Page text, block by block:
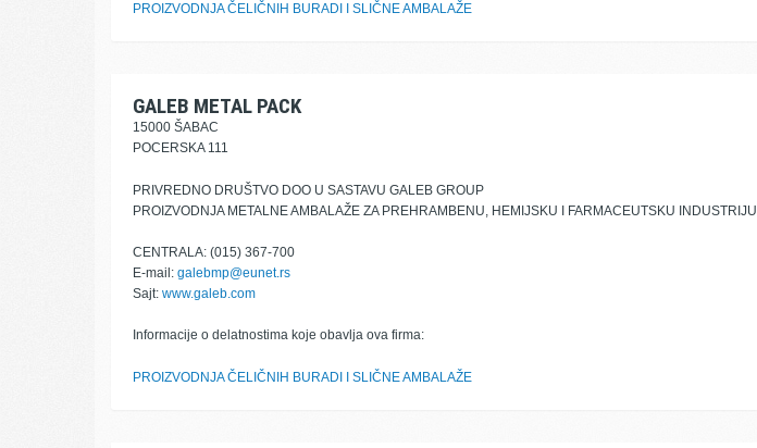
PROIZVODNJA ČELIČNIH BURADI I SLIČNE AMBALAŽE
GALEB METAL PACK
15000 ŠABAC
POCERSKA 111
PRIVREDNO DRUŠTVO DOO U SASTAVU GALEB GROUP
PROIZVODNJA METALNE AMBALAŽE ZA PREHRAMBENU, HEMIJSKU I FARMACEUTSKU INDUSTRIJU
CENTRALA: (015) 367-700
E-mail: galebmp@eunet.rs
Sajt: www.galeb.com
Informacije o delatnostima koje obavlja ova firma:
PROIZVODNJA ČELIČNIH BURADI I SLIČNE AMBALAŽE